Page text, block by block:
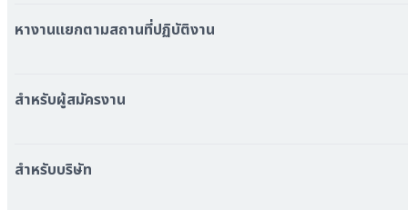
หมวดหมู่บริษัททั้งหมด
หางานแยกตามสถานที่ปฏิบัติงาน
หางาน กรุงเทพมหานคร
หางาน เชียงใหม่
สำหรับผู้สมัครงาน
เข้าสู่ระบบ
สำหรับบริษัท